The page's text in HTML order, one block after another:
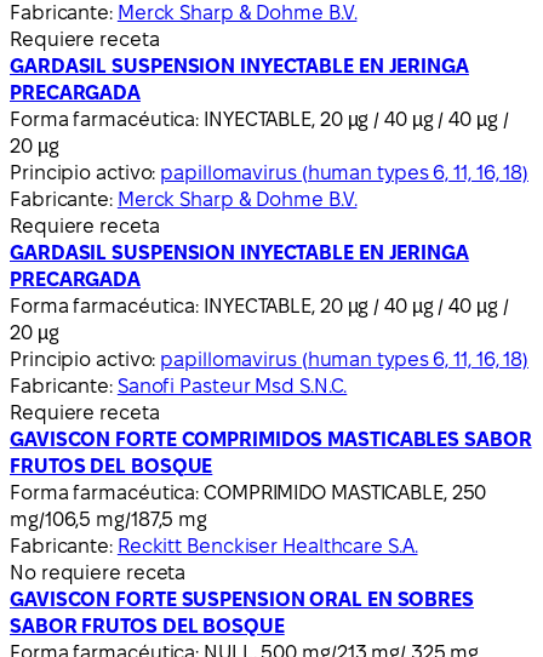
Fabricante: Merck Sharp & Dohme B.V.
Requiere receta
GARDASIL SUSPENSION INYECTABLE EN JERINGA
PRECARGADA
Forma farmacéutica: INYECTABLE, 20 µg / 40 µg / 40 µg /
20 µg
Principio activo: papillomavirus (human types 6, 11, 16, 18)
Fabricante: Merck Sharp & Dohme B.V.
Requiere receta
GARDASIL SUSPENSION INYECTABLE EN JERINGA
PRECARGADA
Forma farmacéutica: INYECTABLE, 20 µg / 40 µg / 40 µg /
20 µg
Principio activo: papillomavirus (human types 6, 11, 16, 18)
Fabricante: Sanofi Pasteur Msd S.N.C.
Requiere receta
GAVISCON FORTE COMPRIMIDOS MASTICABLES SABOR
FRUTOS DEL BOSQUE
Forma farmacéutica: COMPRIMIDO MASTICABLE, 250
mg/106,5 mg/187,5 mg
Fabricante: Reckitt Benckiser Healthcare S.A.
No requiere receta
GAVISCON FORTE SUSPENSION ORAL EN SOBRES
SABOR FRUTOS DEL BOSQUE
Forma farmacéutica: NULL, 500 mg/213 mg/ 325 mg